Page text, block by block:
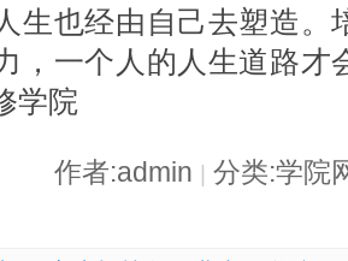
生也经由自己去塑造。
，一个人的人生道路才
学院
作者:admin | 分类:学院